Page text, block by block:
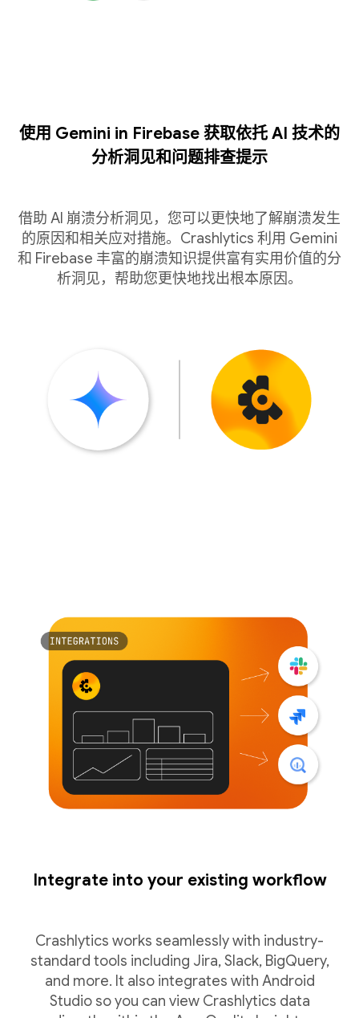
使用 Gemini in Firebase 获取依托 AI 技术的
分析洞见和问题排查提示
借助 AI 崩溃分析洞见，您可以更快地了解崩溃发生
的原因和相关应对措施。Crashlytics 利用 Gemini
和 Firebase 丰富的崩溃知识提供富有实用价值的分
析洞见，帮助您更快地找出根本原因。
Integrate into your existing workflow
Crashlytics works seamlessly with industry-
standard tools including Jira, Slack, BigQuery,
and more. It also integrates with Android
Studio so you can view Crashlytics data